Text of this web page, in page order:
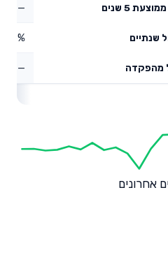
5 שנים —
שנתיים
מהפקדה —